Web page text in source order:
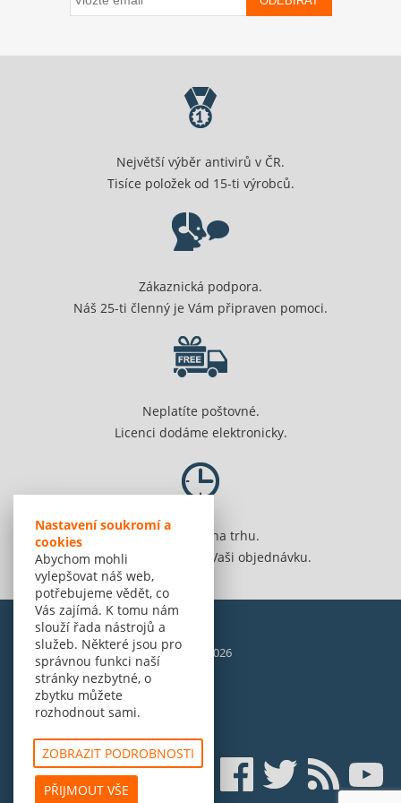
Nastavení soukromí a
cookies
Abychom mohli
vylepšovat náš web,
potřebujeme vědět, co
Vás zajímá. K tomu nám
slouží řada nástrojů a
služeb. Některé jsou pro
správnou funkci naší
stránky nezbytné, o
zbytku můžete
rozhodnout sami.
ZOBRAZIT PODROBNOSTI
PŘIJMOUT VŠE
Největší výběr antivirů v ČR.
Tisíce položek od 15-ti výrobců.
Zákaznická podpora.
Náš 25-ti členný je Vám připraven pomoci.
Neplatíte poštovné.
Licenci dodáme elektronicky.
Jsme 20 let na trhu.
Spolehlivě vyřídíme Vaši objednávku.
© Amenit Software Solutions, 1998 - 2026
Powered bynopCommerce